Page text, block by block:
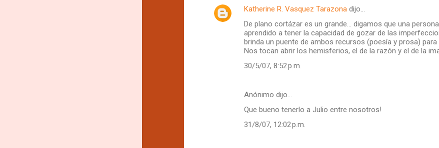
t
Katherine R. Vasquez Tarazonadijo…
De plano cortázar es un grande... digamos que una
aprendido a tener la capacidad de gozar de las
brinda un puente de ambos recursos (poesía y prosa)
Nos tocan abrir los hemisferios, el de la razón y el de la
30/5/07, 8:52 p.m.
Anónimo dijo…
Que bueno tenerlo a Julio entre nosotros!
31/8/07, 12:02 p.m.